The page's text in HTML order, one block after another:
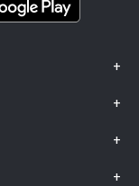
+
+
+
+